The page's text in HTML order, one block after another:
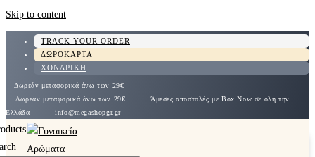
Skip to content
TRACK YOUR ORDER
ΔΩΡΟΚΑΡΤΑ
ΧΟΝΔΡΙΚΗ
Δωρεάν μεταφορικά άνω των 29€
Δωρεάν μεταφορικά άνω των 29€
Άμεσες αποστολές με Box Now σε όλη την
Ελλάδα
info@megashopgr.gr